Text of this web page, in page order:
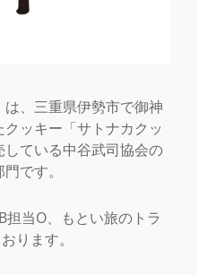
は、三重県伊勢市で御神
ッキー「サトナカクッ
ている中谷武司協会の
です。
担当O、もとい旅のトラ
ります。